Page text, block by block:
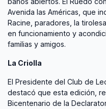
Avenida las Américas, que
Racine, paradores, la
en funcionamiento y
familias y amigos.
La Criolla
El Presidente del Club de
destacó que esta edición,
Bicentenario de la